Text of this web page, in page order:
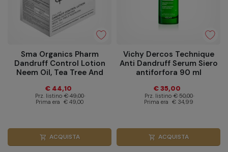
Sma Organics Pharm
Dandruff Control Lotion
Neem Oil, Tea Tree And
€ 44,10
Prz. listino € 49,00
Prima era € 49,00
shopping_cart ACQUISTA
Vichy Dercos Technique
Anti Dandruff Serum Siero
antiforfora 90 ml
€ 35,00
Prz. listino € 50,00
Prima era € 34,99
shopping_cart ACQUISTA